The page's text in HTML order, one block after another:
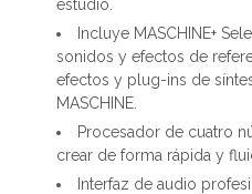
estudio.
Incluye MASCHINE+
sonidos y efectos de
efectos y plug-ins de
MASCHINE.
Procesador de cuatro
crear de forma rápida y
Interfaz de audio